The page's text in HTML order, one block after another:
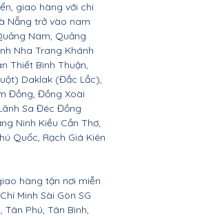
giao hàng với chi
Nẵng trở vào nam
Nam, Quảng
Nha Trang Khánh
Thiết Bình Thuận,
Daklak (Đắc Lắc),
Đồng, Đồng Xoài
Sa Đéc Đồng
Ninh Kiều Cần Thơ,
Quốc, Rạch Giá Kiên
hàng tận nơi miễn
Minh Sài Gòn SG
Tân Phú, Tân Bình,